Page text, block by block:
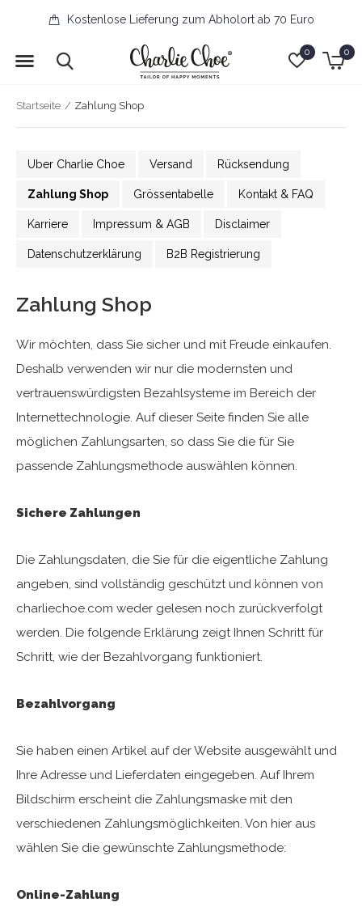
0 0
Kostenlose Lieferung zum Abholort ab 70 Euro
Startseite Zahlung Shop
Uber Charlie Choe Versand Rücksendung
Zahlung Shop Grössentabelle Kontakt & FAQ
Karriere Impressum & AGB Disclaimer
Datenschutzerklärung B2B Registrierung
Zahlung Shop
Wir möchten, dass Sie sicher und mit Freude einkaufen.
Deshalb verwenden wir nur die modernsten und
vertrauenswürdigsten Bezahlsysteme im Bereich der
Internettechnologie. Auf dieser Seite finden Sie alle
möglichen Zahlungsarten, so dass Sie die für Sie
passende Zahlungsmethode auswählen können.
Sichere Zahlungen
Die Zahlungsdaten, die Sie für die eigentliche Zahlung
angeben, sind vollständig geschützt und können von
charliechoe.com weder gelesen noch zurückverfolgt
werden. Die folgende Erklärung zeigt Ihnen Schritt für
Schritt, wie der Bezahlvorgang funktioniert.
Bezahlvorgang
Sie haben einen Artikel auf der Website ausgewählt und
Ihre Adresse und Lieferdaten eingegeben. Auf Ihrem
Bildschirm erscheint die Zahlungsmaske mit den
verschiedenen Zahlungsmöglichkeiten. Von hier aus
wählen Sie die gewünschte Zahlungsmethode:
Online-Zahlung